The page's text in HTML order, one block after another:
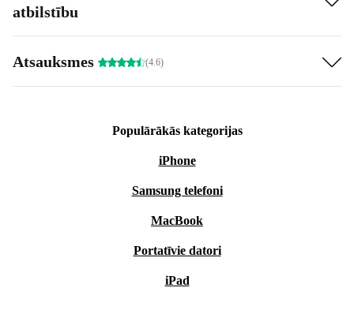
atbilstību
Atsauksmes (4.6)
Populārākās kategorijas
iPhone
Samsung telefoni
MacBook
Portatīvie datori
iPad